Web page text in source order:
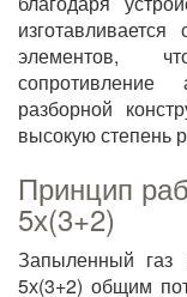
элементов,
сопротивление
разборной
высокую степень
Принцип
5х(3+2)
Запыленный газ
5х(3+2) общим